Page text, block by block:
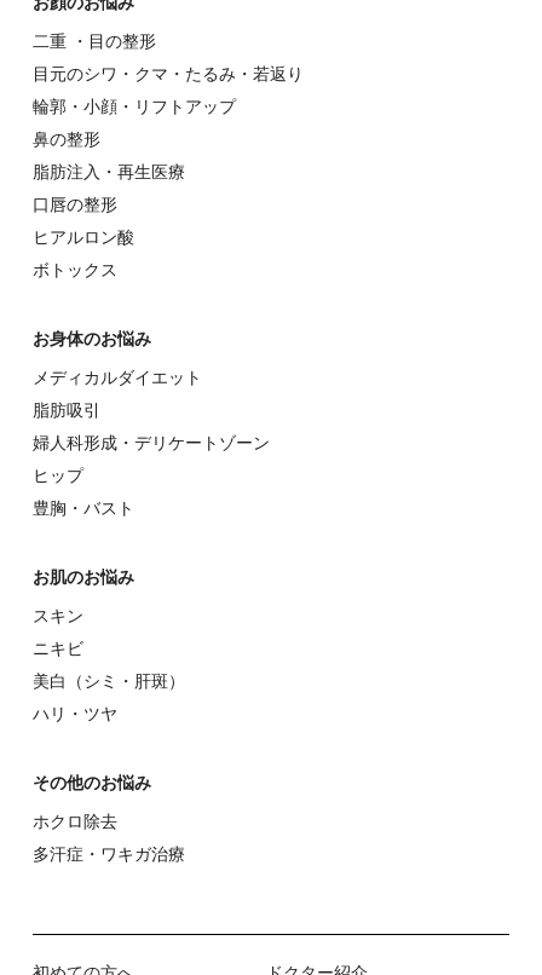
⼆重 ・⽬の整形
⽬元のシワ・クマ・たるみ・若返り
輪郭・⼩顔・リフトアップ
⿐の整形
脂肪注入・再生医療
⼝唇の整形
ヒアルロン酸
ボトックス
お⾝体のお悩み
メディカルダイエット
脂肪吸引
婦⼈科形成・デリケートゾーン
ヒップ
豊胸・バスト
お肌のお悩み
スキン
ニキビ
美⽩（シミ・肝斑）
ハリ・ツヤ
その他のお悩み
ホクロ除去
多汗症・ワキガ治療